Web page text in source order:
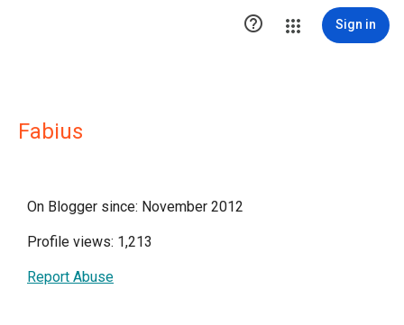
 Sign in
Fabius
On Blogger since: November 2012
Profile views: 1,213
Report Abuse